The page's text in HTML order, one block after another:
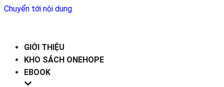
Chuyển tới nội dung
GIỚI THIỆU
KHO SÁCH ONEHOPE
EBOOK